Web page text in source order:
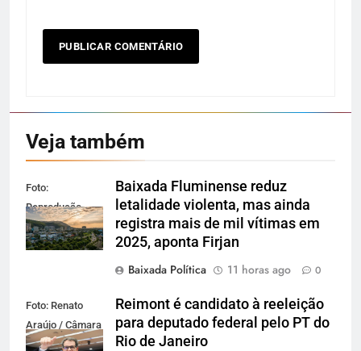
Veja também
Foto:
Reprodução
Baixada Fluminense reduz
letalidade violenta, mas ainda
registra mais de mil vítimas em
2025, aponta Firjan
Baixada Política
11 horas ago 0
Foto: Renato
Araújo / Câmara
dos Deputados
Reimont é candidato à reeleição
para deputado federal pelo PT do
Rio de Janeiro